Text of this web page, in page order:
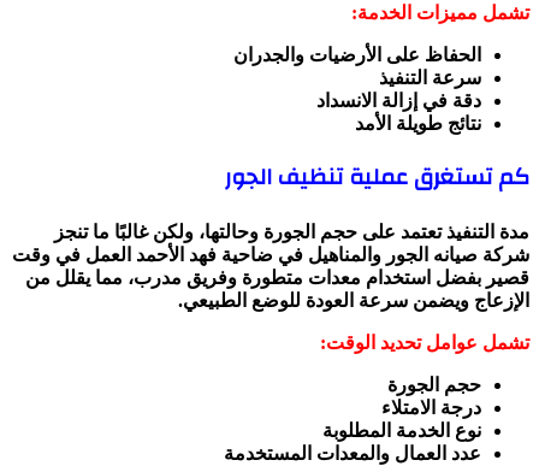
تشمل مميزات الخدمة:
الحفاظ على الأرضيات والجدران
سرعة التنفيذ
دقة في إزالة الانسداد
نتائج طويلة الأمد
كم تستغرق عملية تنظيف الجور
مدة التنفيذ تعتمد على حجم الجورة وحالتها، ولكن غالبًا ما تنجز
شركة صيانه الجور والمناهيل في ضاحية فهد الأحمد العمل في وقت
قصير بفضل استخدام معدات متطورة وفريق مدرب، مما يقلل من
الإزعاج ويضمن سرعة العودة للوضع الطبيعي.
تشمل عوامل تحديد الوقت:
حجم الجورة
درجة الامتلاء
نوع الخدمة المطلوبة
عدد العمال والمعدات المستخدمة